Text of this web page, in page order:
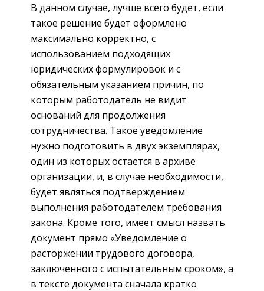
В данном случае, лучше всего будет, если
такое решение будет оформлено
максимально корректно, с
использованием подходящих
юридических формулировок и с
обязательным указанием причин, по
которым работодатель не видит
оснований для продолжения
сотрудничества. Такое уведомление
нужно подготовить в двух экземплярах,
один из которых остается в архиве
организации, и, в случае необходимости,
будет являться подтверждением
выполнения работодателем требования
закона. Кроме того, имеет смысл назвать
документ прямо «Уведомление о
расторжении трудового договора,
заключенного с испытательным сроком», а
в тексте документа сначала кратко